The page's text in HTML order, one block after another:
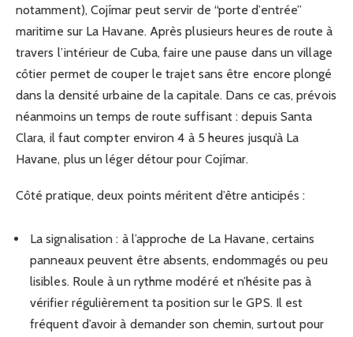
notamment), Cojímar peut servir de “porte d’entrée”
maritime sur La Havane. Après plusieurs heures de route à
travers l’intérieur de Cuba, faire une pause dans un village
côtier permet de couper le trajet sans être encore plongé
dans la densité urbaine de la capitale. Dans ce cas, prévois
néanmoins un temps de route suffisant : depuis Santa
Clara, il faut compter environ 4 à 5 heures jusqu’à La
Havane, plus un léger détour pour Cojímar.
Côté pratique, deux points méritent d’être anticipés :
La signalisation : à l’approche de La Havane, certains
panneaux peuvent être absents, endommagés ou peu
lisibles. Roule à un rythme modéré et n’hésite pas à
vérifier régulièrement ta position sur le GPS. Il est
fréquent d’avoir à demander son chemin, surtout pour